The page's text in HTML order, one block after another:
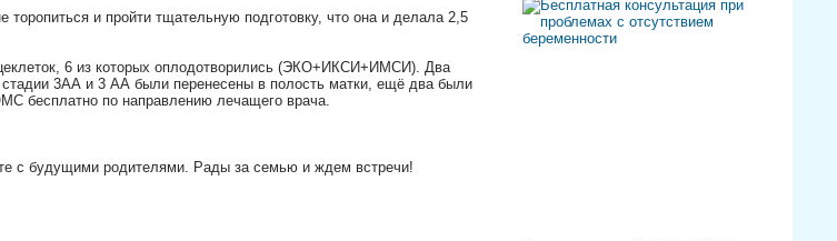
и пройти тщательную подготовку, что она и делала 2,5
6 из которых оплодотворились (ЭКО+ИКСИ+ИМСИ). Два
стадии 3АА и 3 АА были перенесены в полость матки, ещё два были
бесплатно по направлению лечащего врача.
с будущими родителями. Рады за семью и ждем встречи!